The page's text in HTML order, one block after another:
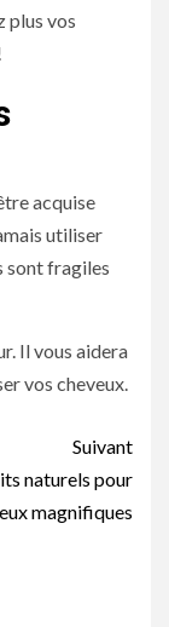
plus vos
acquise
utiliser
sont fragiles
Il vous aidera
vos cheveux.
Suivant
naturels pour
magnifiques